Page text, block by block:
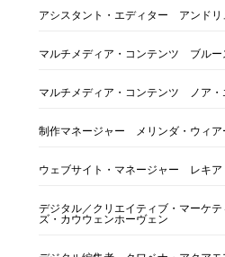
アシスタント・エディター アンドリ
マルチメディア・コンテンツ ブルー
マルチメディア・コンテンツ ノア・
制作マネージャー メリンダ・ウィア
ウェブサイト・マネージャー レキア
デジタル／クリエイティブ・マーケ
ズ・カウウェンホーヴェン